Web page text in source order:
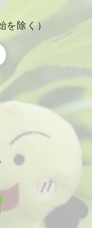
を除く）